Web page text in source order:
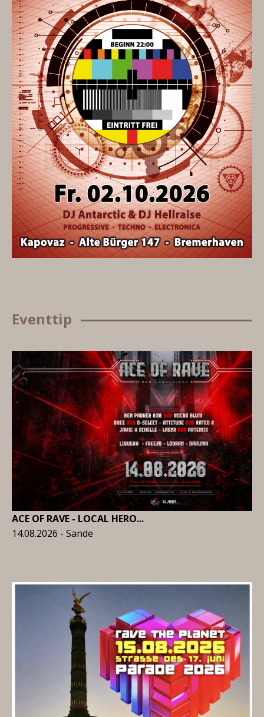
Eventtip
ACE OF RAVE - LOCAL HERO...
14.08.2026 - Sande